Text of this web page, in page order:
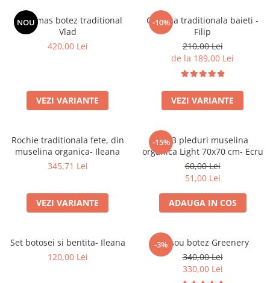
NOU
Costumas botez traditional
Vlad
420,00 Lei
VEZI VARIANTE
-10%
Camasa traditionala baieti -
Filip
210,00 Lei
de la 189,00 Lei
VEZI VARIANTE
Rochie traditionala fete, din
muselina organica- Ileana
345,71 Lei
VEZI VARIANTE
-15%
Set 3 pleduri muselina
organica Light 70x70 cm- Ecru
60,00 Lei
51,00 Lei
ADAUGA IN COS
Set botosei si bentita- Ileana
120,00 Lei
-3%
Trusou botez Greenery
340,00 Lei
330,00 Lei